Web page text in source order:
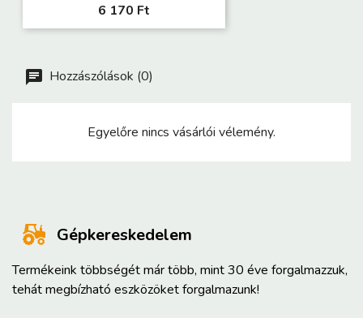
6 170 Ft
Hozzászólások (0)
Egyelőre nincs vásárlói vélemény.
Gépkereskedelem
Termékeink többségét már több, mint 30 éve forgalmazzuk,
tehát megbízható eszközöket forgalmazunk!